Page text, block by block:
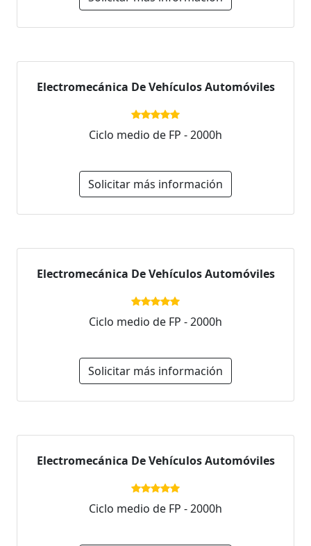
Electromecánica De Vehículos Automóviles
Ciclo medio de FP - 2000h
Solicitar más información
Electromecánica De Vehículos Automóviles
Ciclo medio de FP - 2000h
Solicitar más información
Electromecánica De Vehículos Automóviles
Ciclo medio de FP - 2000h